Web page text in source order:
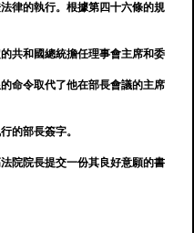
律的執行。根據第四十六條的規
共和國總統擔任理事會主席和委
命令取代了他在部長會議的主席
的部長簽字。
院院長提交一份其良好意願的書